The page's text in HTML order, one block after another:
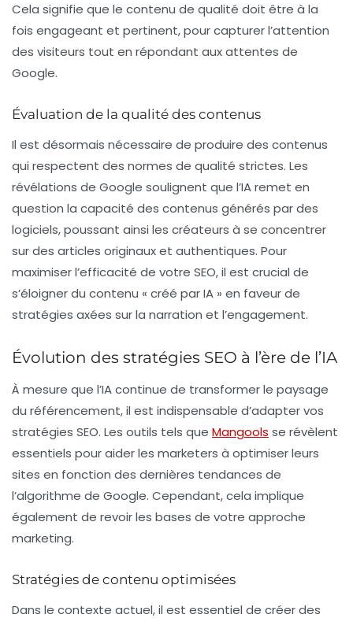
Cela signifie que le contenu de qualité doit être à la
fois engageant et pertinent, pour capturer l’attention
des visiteurs tout en répondant aux attentes de
Google.
Évaluation de la qualité des contenus
Il est désormais nécessaire de produire des contenus
qui respectent des normes de qualité strictes. Les
révélations de Google soulignent que l’IA remet en
question la capacité des contenus générés par des
logiciels, poussant ainsi les créateurs à se concentrer
sur des articles originaux et authentiques. Pour
maximiser l’efficacité de votre SEO, il est crucial de
s’éloigner du contenu « créé par IA » en faveur de
stratégies axées sur la narration et l’engagement.
Évolution des stratégies SEO à l’ère de l’IA
À mesure que l’IA continue de transformer le paysage
du référencement, il est indispensable d’adapter vos
stratégies SEO. Les outils tels que Mangools se révèlent
essentiels pour aider les marketers à optimiser leurs
sites en fonction des dernières tendances de
l’algorithme de Google. Cependant, cela implique
également de revoir les bases de votre approche
marketing.
Stratégies de contenu optimisées
Dans le contexte actuel, il est essentiel de créer des